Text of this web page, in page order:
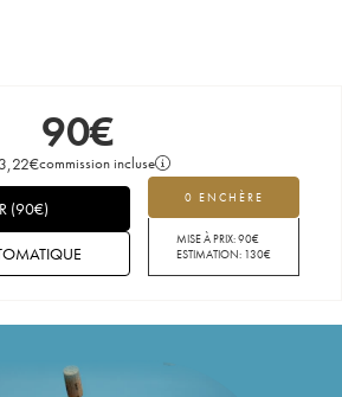
90€
€commission incluse
0 ENCHÈRE
MISE À PRIX:90€
ESTIMATION: 130€
(90€)